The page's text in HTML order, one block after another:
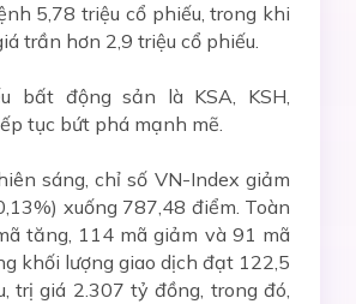
5,78 triệu cổ phiếu, trong khi
trần hơn 2,9 triệu cổ phiếu.
bất động sản là KSA, KSH,
tục bứt phá mạnh mẽ.
sáng, chỉ số VN-Index giảm
xuống 787,48 điểm. Toàn
tăng, 114 mã giảm và 91 mã
khối lượng giao dịch đạt 122,5
trị giá 2.307 tỷ đồng, trong đó,